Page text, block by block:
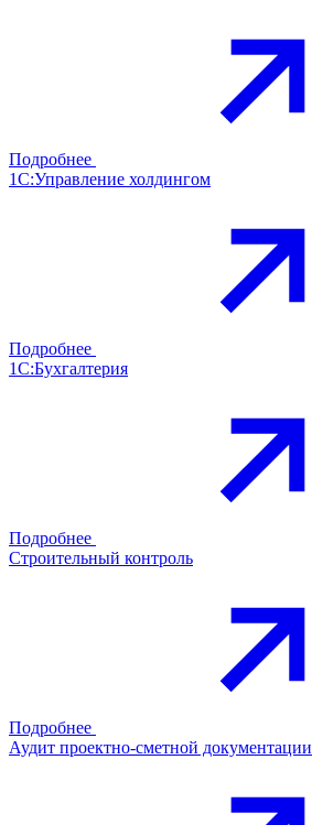
Подробнее
1С:Управление холдингом
Подробнее
1С:Бухгалтерия
Подробнее
Строительный контроль
Подробнее
Аудит проектно-сметной документации